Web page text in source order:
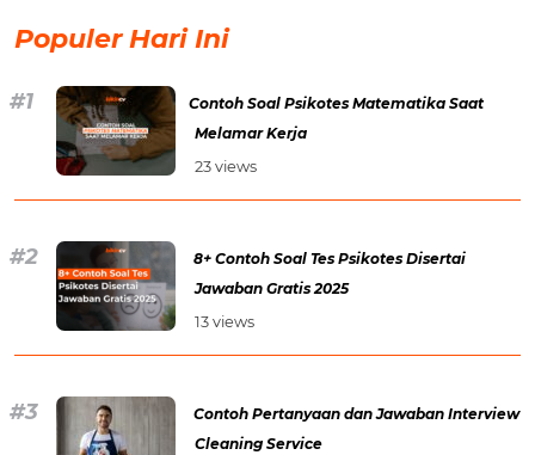
Populer Hari Ini
Contoh Soal Psikotes Matematika Saat
Melamar Kerja
23 views
8+ Contoh Soal Tes Psikotes Disertai
Jawaban Gratis 2025
13 views
Contoh Pertanyaan dan Jawaban Interview
Cleaning Service